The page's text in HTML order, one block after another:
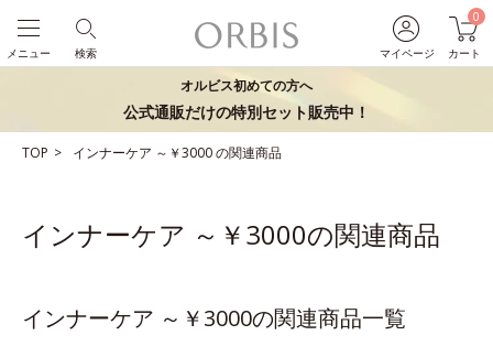
マイページ
0
カート
検索
メニュー
オルビス初めての方へ
公式通販だけの特別セット販売中！
TOP インナーケア ～￥3000の関連商品
インナーケア ～￥3000の関連商品
インナーケア ～￥3000の関連商品一覧